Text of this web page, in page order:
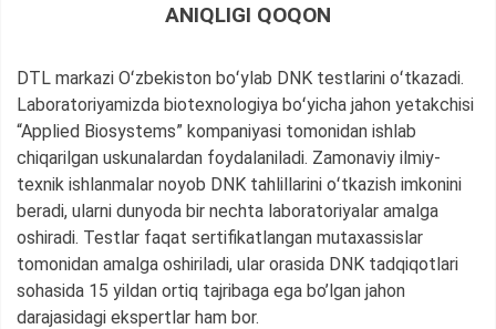
ANIQLIGI QOQON
DTL markazi Oʻzbekiston boʻylab DNK testlarini oʻtkazadi.
Laboratoriyamizda biotexnologiya boʻyicha jahon yetakchisi
“Applied Biosystems” kompaniyasi tomonidan ishlab
chiqarilgan uskunalardan foydalaniladi. Zamonaviy ilmiy-
texnik ishlanmalar noyob DNK tahlillarini oʻtkazish imkonini
beradi, ularni dunyoda bir nechta laboratoriyalar amalga
oshiradi. Testlar faqat sertifikatlangan mutaxassislar
tomonidan amalga oshiriladi, ular orasida DNK tadqiqotlari
sohasida 15 yildan ortiq tajribaga ega bo’lgan jahon
darajasidagi ekspertlar ham bor.